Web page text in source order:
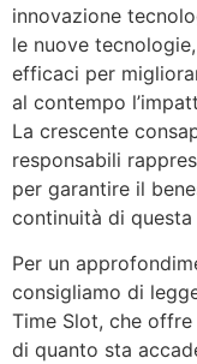
innovazione
le nuove
efficaci per
al contempo
La crescente
responsabili
per garantire il
continuità di
Per un
consigliamo di
Time Slot, che
di quanto sta